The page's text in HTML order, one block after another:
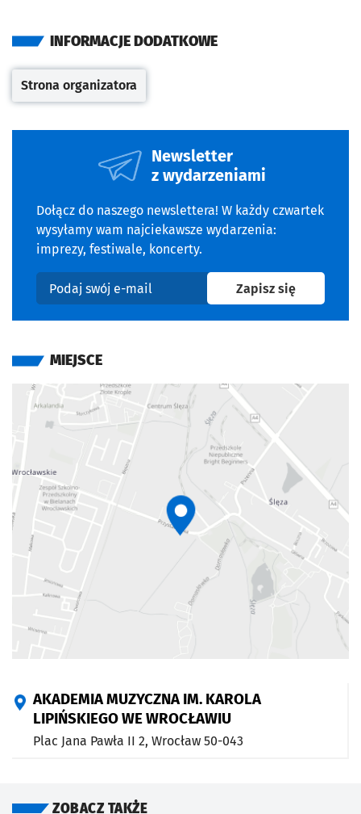
INFORMACJE DODATKOWE
Otwiera się w nowej karcie
Strona organizatora
Newsletter
z wydarzeniami
Dołącz do naszego newslettera! W każdy czwartek
wysyłamy wam najciekawsze wydarzenia:
imprezy, festiwale, koncerty.
Podaj swój e-mail
Zapisz sięna
MIEJSCE
AKADEMIA MUZYCZNA IM. KAROLA
LIPIŃSKIEGO WE WROCŁAWIU
Plac Jana Pawła II 2, Wrocław 50-043
ZOBACZ TAKŻE